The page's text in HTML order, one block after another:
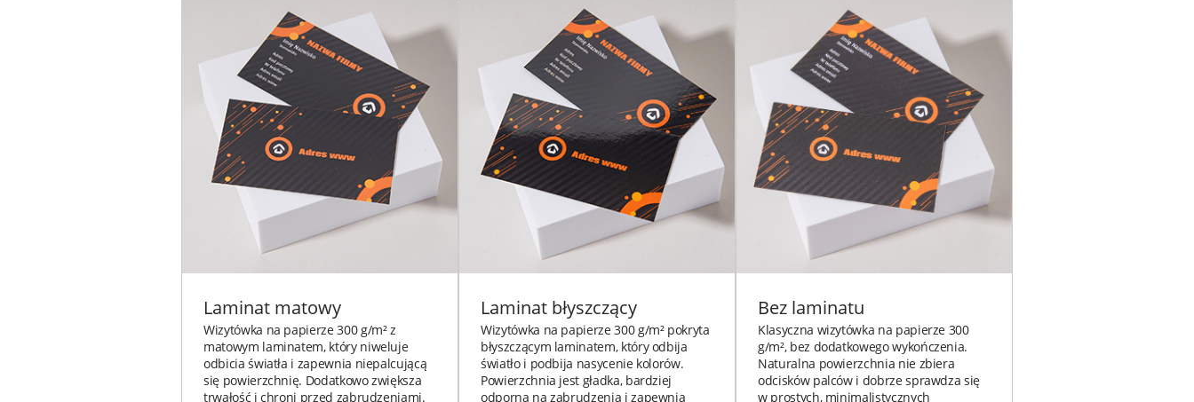
Laminat matowy
Wizytówka na papierze 300 g/m² z
matowym laminatem, który niweluje
odbicia światła i zapewnia niepalcującą
się powierzchnię. Dodatkowo zwiększa
trwałość i chroni przed zabrudzeniami.
Laminat błyszczący
Wizytówka na papierze 300 g/m² pokryta
błyszczącym laminatem, który odbija
światło i podbija nasycenie kolorów.
Powierzchnia jest gładka, bardziej
odporna na zabrudzenia i zapewnia
Bez laminatu
Klasyczna wizytówka na papierze 300
g/m², bez dodatkowego wykończenia.
Naturalna powierzchnia nie zbiera
odcisków palców i dobrze sprawdza się
w prostych, minimalistycznych